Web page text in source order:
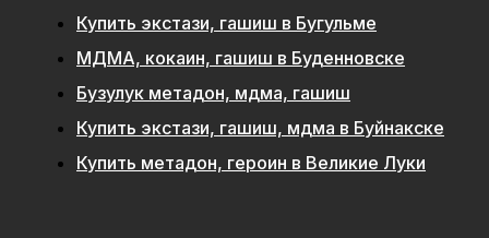
Купить экстази, гашиш в Бугульме
МДМА, кокаин, гашиш в Буденновске
Бузулук метадон, мдма, гашиш
Купить экстази, гашиш, мдма в Буйнакске
Купить метадон, героин в Великие Луки